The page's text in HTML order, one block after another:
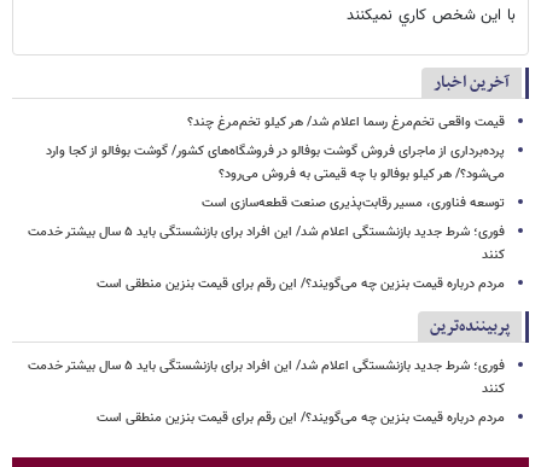
با اين شخص كاري نميكنند
آخرین اخبار
قیمت واقعی تخم‌مرغ رسما اعلام شد/ هر کیلو تخم‌مرغ چند؟
پرده‌برداری از ماجرای فروش گوشت بوفالو در فروشگاه‌های کشور/ گوشت بوفالو از کجا وارد
می‌شود؟/ هر کیلو بوفالو با چه قیمتی به فروش می‌رود؟
توسعه فناوری، مسیر رقابت‌پذیری صنعت قطعه‌سازی است
فوری؛ شرط جدید بازنشستگی اعلام شد/ این افراد برای بازنشستگی باید ۵ سال بیشتر خدمت
کنند
مردم درباره قیمت بنزین چه می‌گویند؟/ این رقم برای قیمت بنزین منطقی است
پربیننده‌ترین
فوری؛ شرط جدید بازنشستگی اعلام شد/ این افراد برای بازنشستگی باید ۵ سال بیشتر خدمت
کنند
مردم درباره قیمت بنزین چه می‌گویند؟/ این رقم برای قیمت بنزین منطقی است